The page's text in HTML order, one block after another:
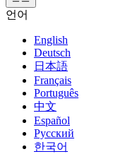
Unity 엔진
모든 플랫폼 위한 2D
협업
팀과 함께 신속한 협
Unity 다운로드
플랜 및 가격
배포
3D 협업
실시간 3D 프로젝트
몰입형 교육
몰입도 높은 환경 제작
고객 경험
인터랙티브 3D 경험 제
산업 분야
기술 자료
공식 유저. '광고 지면'
개발자 툴
릴리스 버전 및 이슈 트
로드맵
예정된 기능 검토
토론
토론, 문제 해결, 소통
이벤트
글로벌 이벤트 및 현지
커뮤니티 사례
Made with Unity
Unity 크리에이터 소개
Unity Learn
무료로 Unity 기술 마스
전문 교육
Unity 강사와 함께 팀
Unity 처음 사용하시나
시작하기
학습 시작하기
도움 받기
성공을 위한 Unity
Success 플랜
전문가 지원을 통해
일반적인 질문에 대한
문의하기
언어
English
Deutsch
日本語
Français
Português
中文
Español
Русский
한국어